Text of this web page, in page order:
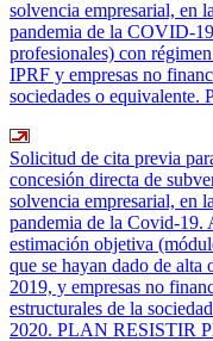
solvencia empresarial, en
pandemia de la COVID-
profesionales) con
IPRF y empresas no
sociedades o
Solicitud de cita previa
concesión directa de
solvencia empresarial, en
pandemia de la Covid-19.
estimación objetiva
que se hayan dado de
2019, y empresas no
estructurales de la
2020. PLAN RESISTIR